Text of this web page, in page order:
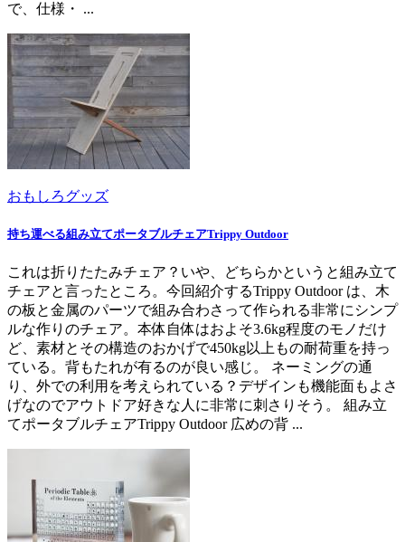
で、仕様・ ...
おもしろグッズ
持ち運べる組み立てポータブルチェアTrippy Outdoor
これは折りたたみチェア？いや、どちらかというと組み立て
チェアと言ったところ。今回紹介するTrippy Outdoor は、木
の板と金属のパーツで組み合わさって作られる非常にシンプ
ルな作りのチェア。本体自体はおよそ3.6kg程度のモノだけ
ど、素材とその構造のおかげで450kg以上もの耐荷重を持っ
ている。背もたれが有るのが良い感じ。 ネーミングの通
り、外での利用を考えられている？デザインも機能面もよさ
げなのでアウトドア好きな人に非常に刺さりそう。 組み立
てポータブルチェアTrippy Outdoor 広めの背 ...